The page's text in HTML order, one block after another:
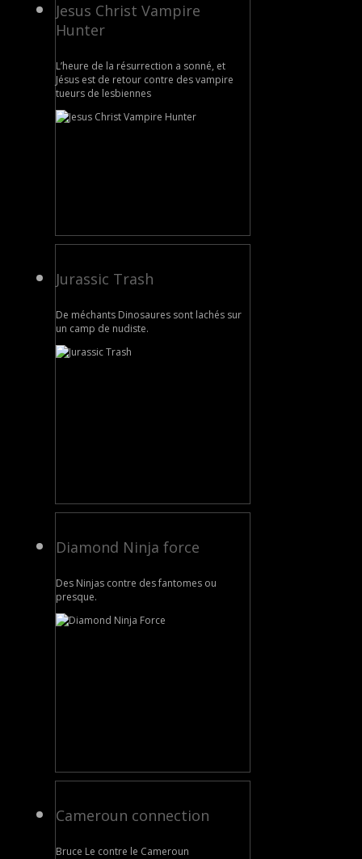
Jesus Christ Vampire
Hunter
L’heure de la résurrection a sonné, et
Jésus est de retour contre des vampire
tueurs de lesbiennes
Jurassic Trash
De méchants Dinosaures sont lachés sur
un camp de nudiste.
Diamond Ninja force
Des Ninjas contre des fantomes ou
presque.
Cameroun connection
Bruce Le contre le Cameroun